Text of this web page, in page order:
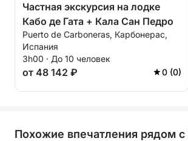
Частная экскурсия на лодке
Кабо де Гата + Кала Сан Педро
Puerto de Carboneras, Карбонерас,
Испания
3h00 · До 10 человек
от 48 142 ₽ 0 (0)
Похожие впечатления рядом с